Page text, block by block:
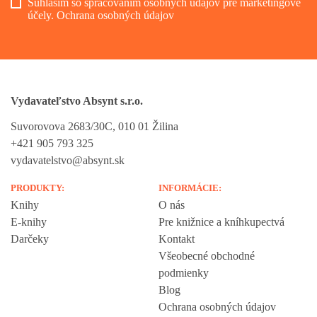
Súhlasím so spracovaním osobných údajov pre marketingové
účely. Ochrana osobných údajov
Vydavateľstvo Absynt s.r.o.
Suvorovova 2683/30C, 010 01 Žilina
+421 905 793 325
vydavatelstvo@absynt.sk
PRODUKTY:
Knihy
E-knihy
Darčeky
INFORMÁCIE:
O nás
Pre knižnice a kníhkupectvá
Kontakt
Všeobecné obchodné
podmienky
Blog
Ochrana osobných údajov